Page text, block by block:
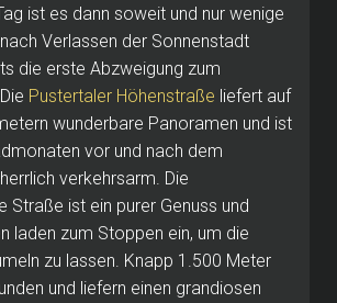
ist es dann soweit und nur wenige
Verlassen der Sonnenstadt
die erste Abzweigung zum
Pustertaler Höhenstraße liefert auf
wunderbare Panoramen und ist
vor und nach dem
verkehrsarm. Die
Straße ist ein purer Genuss und
laden zum Stoppen ein, um die
zu lassen. Knapp 1.500 Meter
und liefern einen grandiosen